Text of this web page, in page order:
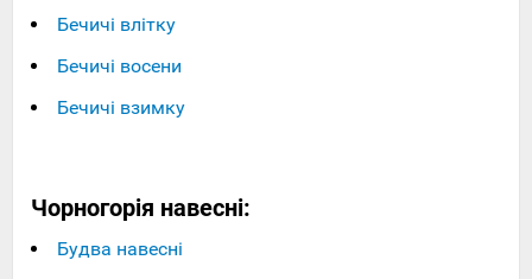
Бечичі влітку
Бечичі восени
Бечичі взимку
Чорногорія навесні:
Будва навесні